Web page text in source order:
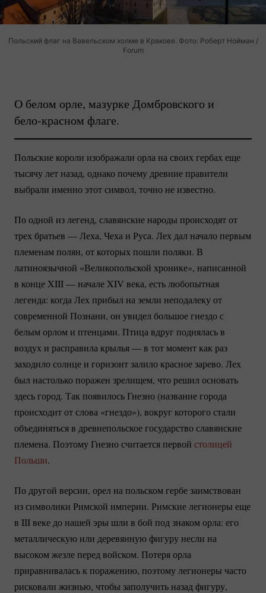
Польский флаг на Вавельском холме в Кракове. Фото: Роберт Нойман /
Forum
О белом орле, мазурке Домбровского и
бело-красном флаге.
Польские короли изображали орла на своих гербах еще
тысячу лет назад, однако почему древние правители
выбрали именно этот символ, точно не известно.
По одной из легенд, славянские народы происходят от
трех братьев — Леха, Чеха и Руса. Лех дал начало первым
племенам полян, от которых пошли поляки. В
латиноязычной «Великопольской хронике», написанной
в конце XIII — начале XIV века, есть любопытная
легенда: когда Лех прибыл на земли неподалеку от
современной Познани, он увидел большое гнездо с
белым орлом и птенцами. Птица вдруг поднялась в
воздух и расправила крылья — в тот момент как раз
заходило солнце и горизонт залило красное зарево. Лех
был настолько поражен зрелищем, что решил основать
здесь город. Так появилось Гнезно (название города
происходит от слова «гнездо»), вокруг которого стали
объединяться в древнепольское государство славянские
племена. Поэтому Гнезно считается первой столицей
Польши.
По другой версии, орел на польском гербе заимствован
из символики Римской империи. Римские легионеры еще
в III веке до нашей эры шли в бой под знаком орла: его
металлическую или деревянную фигуру несли на
высоком жезле перед войском. Потеря орла
приравнивалась к поражению, поэтому легионеры часто
рисковали жизнью, чтобы заполучить назад фигуру,